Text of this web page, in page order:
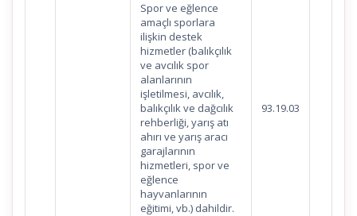
Spor ve eğlence
amaçlı sporlara
ilişkin destek
hizmetler (balıkçılık
ve avcılık spor
alanlarının
işletilmesi, avcılık,
balıkçılık ve dağcılık
rehberliği, yarış atı
ahırı ve yarış aracı
garajlarının
hizmetleri, spor ve
eğlence
hayvanlarının
eğitimi, vb.) dahildir.
93.19.03